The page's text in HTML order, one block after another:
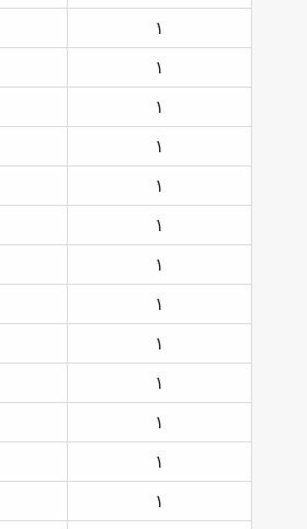
۱
۱
۱
۱
۱
۱
۱
۱
۱
۱
۱
۱
۱